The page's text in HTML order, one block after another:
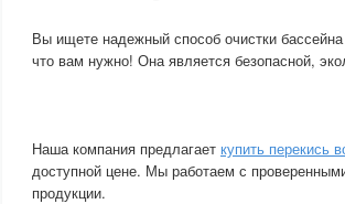
Вы ищете надежный способ очистки
что вам нужно! Она является безопасной,
Наша компания предлагает купить перекись
доступной цене. Мы работаем с
продукции.